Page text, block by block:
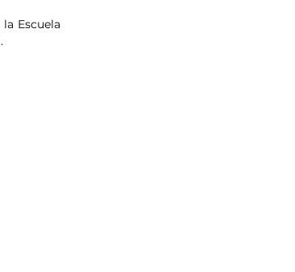
Escuela